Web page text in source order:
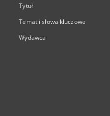
Tytuł
Temat i słowa kluczowe
Wydawca